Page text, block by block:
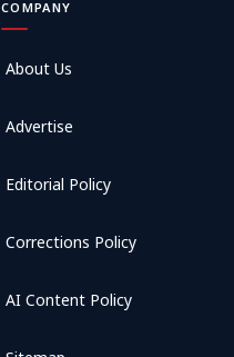
COMPANY
About Us
Advertise
Editorial Policy
Corrections Policy
AI Content Policy